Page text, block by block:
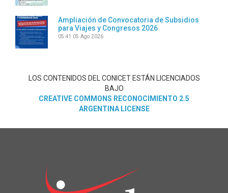
Ampliación de Convocatoria de Subsidios
para Viajes y Congresos 2026
05:41 05 Ago 2026
LOS CONTENIDOS DEL CONICET ESTÁN LICENCIADOS
BAJO
CREATIVE COMMONS RECONOCIMIENTO 2.5
ARGENTINA LICENSE